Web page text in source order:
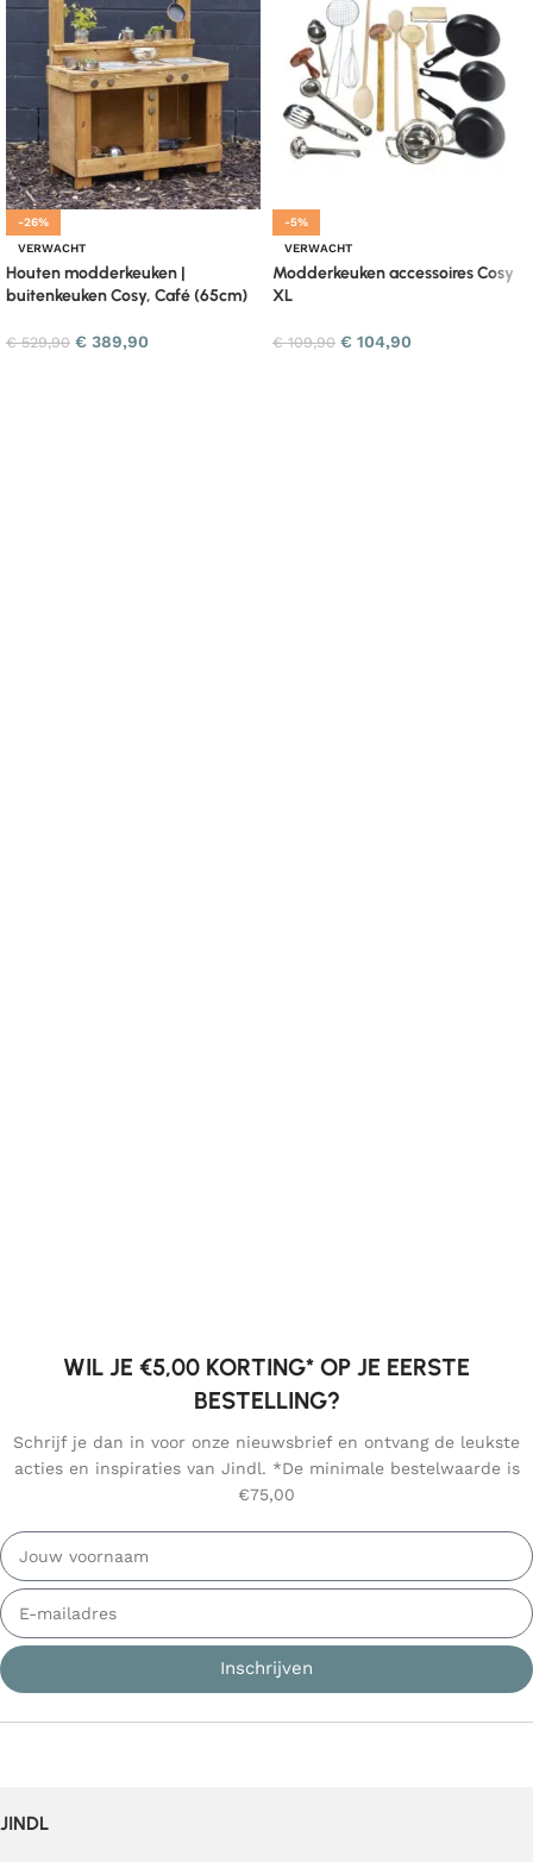
-26%
VERWACHT
Houten modderkeuken |
buitenkeuken Cosy, Café (65cm)
€529,90 € 389,90
-5%
VERWACHT
Modderkeuken accessoires Cosy
XL
€109,90 € 104,90
WIL JE €5,00 KORTING* OP JE EERSTE
BESTELLING?
Schrijf je dan in voor onze nieuwsbrief en ontvang de leukste
acties en inspiraties van Jindl. *De minimale bestelwaarde is
€75,00
Inschrijven
JINDL